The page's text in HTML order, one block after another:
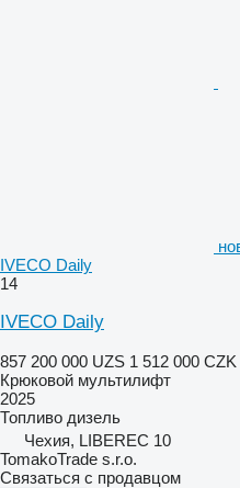
IVECO Daily
14
IVECO Daily
857 200 000 UZS 1 512 000 CZK
Крюковой мультилифт
2025
Топливо дизель
Чехия, LIBEREC 10
TomakoTrade s.r.o.
Связаться с продавцом